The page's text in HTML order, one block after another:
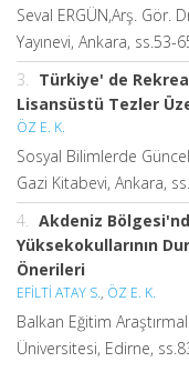
Seval ERGÜN,Arş. Gör.
Yayınevi, Ankara, ss.53-
3. Türkiye' de
Lisansüstü Tezler
ÖZ E. K.
Sosyal Bilimlerde
Gazi Kitabevi, Ankara,
4. Akdeniz
Yüksekokullarının
Önerileri
EFİLTİ ATAY S., ÖZ E. K.
Balkan Eğitim
Üniversitesi, Edirne,